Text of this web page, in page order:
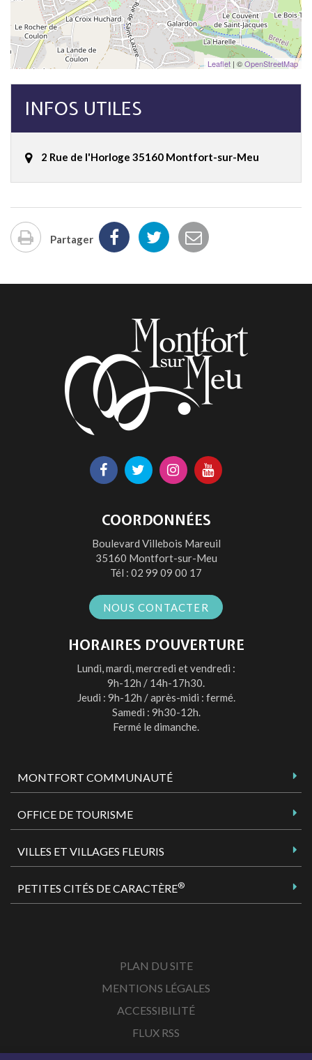
Leaflet | ©OpenStreetMap
INFOS UTILES
2 Rue de l'Horloge 35160 Montfort-sur-Meu
Imprimer
Partager
Lien
le
compte
Facebook
Lien
le
compte
Twitter
Lien
le
compte
Instagram
Lien
la
chaîne
Youtube
COORDONNÉES
Boulevard Villebois Mareuil
35160 Montfort-sur-Meu
Tél : 02 99 09 00 17
NOUS CONTACTER
HORAIRES D’OUVERTURE
Lundi, mardi, mercredi et vendredi :
9h-12h / 14h-17h30.
Jeudi : 9h-12h / après-midi : fermé.
Samedi : 9h30-12h.
Fermé le dimanche.
MONTFORT COMMUNAUTÉ
OFFICE DE TOURISME
VILLES ET VILLAGES FLEURIS
PETITES CITÉS DE CARACTÈRE®
PLAN DU SITE
MENTIONS LÉGALES
ACCESSIBILITÉ
FLUX RSS